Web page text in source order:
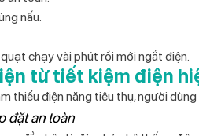
nấu.
chạy vài phút rồi mới ngắt điện.
từ tiết kiệm điện
thiểu điện năng tiêu thụ, người
đặt an toàn